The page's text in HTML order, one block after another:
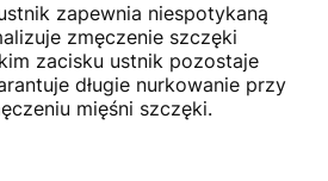
zapewnia niespotykaną
zmęczenie szczęki
zacisku ustnik pozostaje
długie nurkowanie przy
mięśni szczęki.